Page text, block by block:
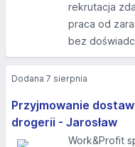
rekrutacja
praca od
bez
Przyjmowanie
drogerii - Jarosław
Work&Profit
Dodana 7 sierpnia